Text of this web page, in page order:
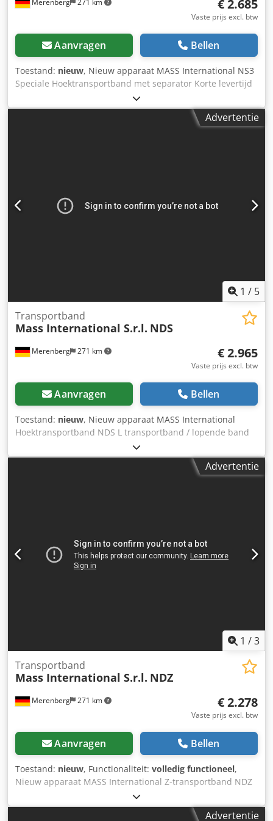
€ 2.685
Vaste prijs excl. btw
Aanvragen Bellen
Toestand: nieuw, Nieuw apparaat MASS International NS3
Speciale Hoektransportband met separator Korte levertijd
mogelijk Voorbeeld zoals afgebeeld: L-transportband met
dubbele rollen-separator Instortdeel 600 mm Stijggedeelte
1300 mm Effectieve breedte 450 mm Buitenbreedte 505
Zijdelingse opvangplaten in het instortdeel Dwsdod
Tidxspfx Acija Optioneel ook leverbaar als
Advertentie
1 / 5
Merenberg 271 km
Transportband
Mass International S.r.l. NDS
€ 2.965
Vaste prijs excl. btw
Aanvragen Bellen
Toestand: nieuw, Nieuw apparaat MASS International
Hoektransportband NDS L transportband / lopende band
Snel leverbaar Hoektransportband met instelbare hoeken
Djdpfxer A D S Ee Aciswa Inclusief paddelscheider en
opvangplaten in het invoergedeelte Voorbeeld zoals
PU band Super Grip Bandsnelheid 3 m/min Verrijdbaar op
zwenkbare stopwielen Zij-opvangplaten in het
invoergedeelte Paddelscheider afzonderlijk bestuurbaar
Advertentie
1 /3
Merenberg 271 km
Transportband
Mass International S.r.l. NDZ
€ 2.278
Vaste prijs excl. btw
Aanvragen Bellen
Toestand: nieuw, Functionaliteit: volledig functioneel,
Nieuw apparaat MASS International Z-transportband NDZ
Hoektransportband / lopende band Korte levertijden
mogelijk Voorbeeld zoals afgebeeld: Hoogteverstelbaar
Advertentie